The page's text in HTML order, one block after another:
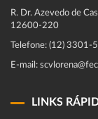
R. Dr. Azevedo de
12600-220
Telefone: (12) 3301-
E-mail:
LINKS